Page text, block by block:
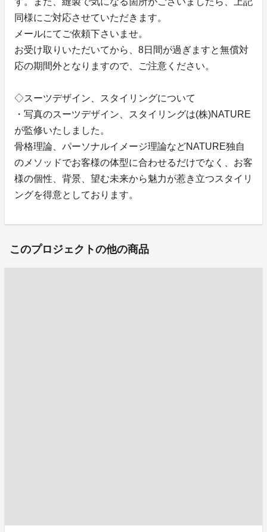
同様にご対応させていただきます。
メールにてご依頼下さいませ。
お受け取りいただいてから、8日間が過ぎますと無償対
応の期間外となりますので、ご注意ください。
◇スーツデザイン、スタイリングについて
・写真のスーツデザイン、スタイリングは(株)NATURE
が監修いたしました。
骨格理論、パーソナルイメージ理論などNATURE独自
のメソッドでお客様の体型に合わせるだけでなく、お客
様の個性、背景、望む未来から魅力が惹き立つスタイリ
ングを得意としております。
このプロジェクトの他の商品